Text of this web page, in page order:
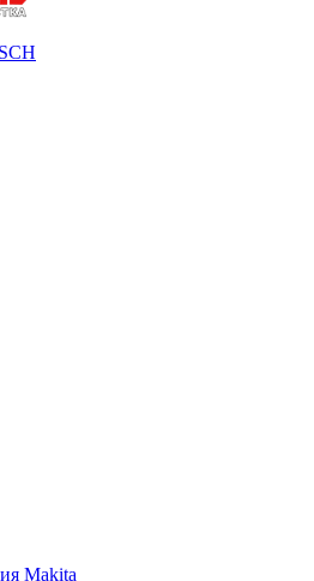
Makita